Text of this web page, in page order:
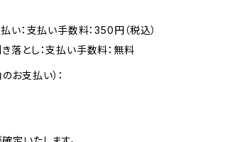
い：支払い手数料：350円（税込）
落とし：支払い手数料：無料
お支払い）：